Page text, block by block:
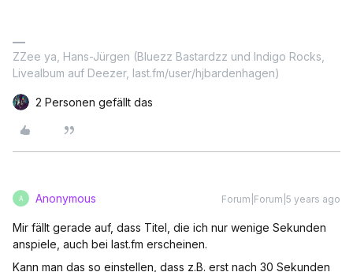
ZZee ya, Hans-Jürgen (Bluezz Bastardzz und Indigo Rocks,
Livealbum auf Deezer, last.fm/user/hjbardenhagen)
2 Personen gefällt das
A Anonymous Forum|Forum|5 years ago
Mir fällt gerade auf, dass Titel, die ich nur wenige Sekunden
anspiele, auch bei last.fm erscheinen.
Kann man das so einstellen, dass z.B. erst nach 30 Sekunden